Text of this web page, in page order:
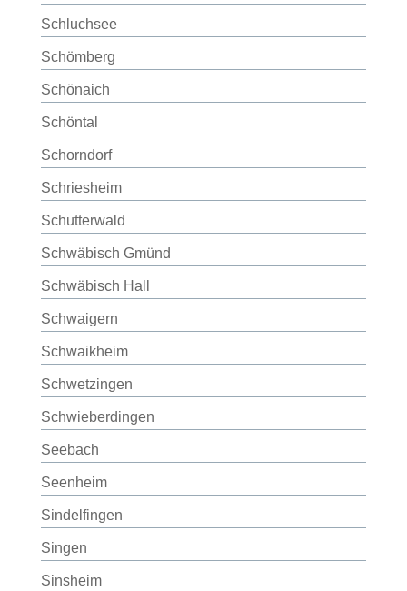
Schluchsee
Schömberg
Schönaich
Schöntal
Schorndorf
Schriesheim
Schutterwald
Schwäbisch Gmünd
Schwäbisch Hall
Schwaigern
Schwaikheim
Schwetzingen
Schwieberdingen
Seebach
Seenheim
Sindelfingen
Singen
Sinsheim